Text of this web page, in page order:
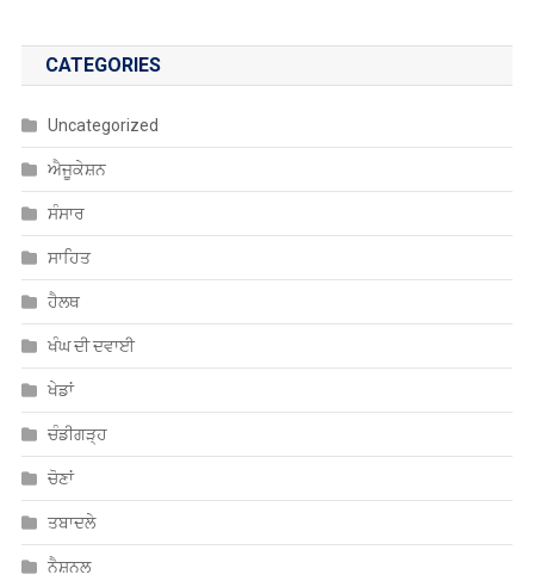
CATEGORIES
Uncategorized
ਐਜੂਕੇਸ਼ਨ
ਸੰਸਾਰ
ਸਾਹਿਤ
ਹੈਲਥ
ਖੰਘ ਦੀ ਦਵਾਈ
ਖੇਡਾਂ
ਚੰਡੀਗੜ੍ਹ
ਚੋਣਾਂ
ਤਬਾਦਲੇ
ਨੈਸ਼ਨਲ